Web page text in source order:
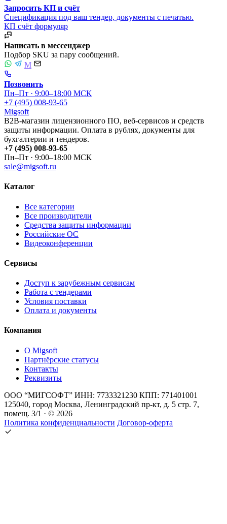
Запросить КП и счёт
Спецификация под ваш тендер, документы с печатью.
КП счёт формуляр
Написать в мессенджер
Подбор SKU за пару сообщений.
M
Позвонить
Пн–Пт · 9:00–18:00 МСК
+7 (495) 008-93-65
Migsoft
B2B-магазин лицензионного ПО, веб-сервисов и средств
защиты информации. Оплата в рублях, документы для
бухгалтерии и тендеров.
+7 (495) 008-93-65
Пн–Пт · 9:00–18:00 МСК
sale@migsoft.ru
Каталог
Все категории
Все производители
Средства защиты информации
Российские ОС
Видеоконференции
Сервисы
Доступ к зарубежным сервисам
Работа с тендерами
Условия поставки
Оплата и документы
Компания
О Migsoft
Партнёрские статусы
Контакты
Реквизиты
ООО “МИГСОФТ” ИНН: 7733321230 КПП: 771401001
125040, город Москва, Ленинградский пр-кт, д. 5 стр. 7,
помещ. 3/1 · © 2026
Политика конфиденциальности Договор-оферта